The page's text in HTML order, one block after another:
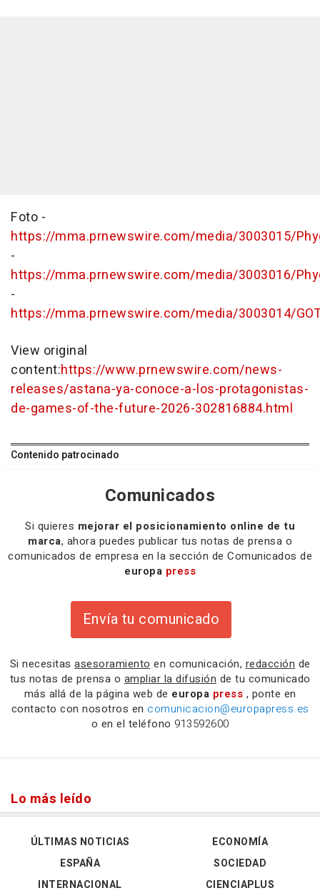
Foto -
https://mma.prnewswire.com/media/3003015/
-
https://mma.prnewswire.com/media/3003016/
-
https://mma.prnewswire.com/media/3003014/
View original
content:https://www.prnewswire.com/news-
releases/astana-ya-conoce-a-los-protagonistas-
de-games-of-the-future-2026-302816884.html
Contenido patrocinado
Comunicados
Si quieres mejorar el posicionamiento online de tu
marca, ahora puedes publicar tus notas de prensa o
comunicados de empresa en la sección de Comunicados de
europa press
Envía tu comunicado
Si necesitas asesoramiento en comunicación, redacción de
tus notas de prensa o ampliar la difusión de tu comunicado
más allá de la página web de europa press , ponte en
contacto con nosotros en comunicacion@europapress.es
o en el teléfono 913592600
Lo más leído
ÚLTIMAS NOTICIAS
ESPAÑA
INTERNACIONAL
ECONOMÍA
SOCIEDAD
CIENCIAPLUS